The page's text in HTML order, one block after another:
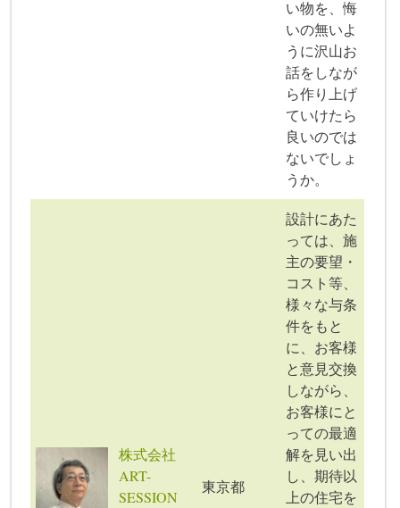
い物を、悔
いの無いよ
うに沢山お
話をしなが
ら作り上げ
ていけたら
良いのでは
ないでしょ
うか。
株式会社
ART-
SESSION
東京都
設計にあた
っては、施
主の要望・
コスト等、
様々な与条
件をもと
に、お客様
と意見交換
しながら、
お客様にと
っての最適
解を見い出
し、期待以
上の住宅を